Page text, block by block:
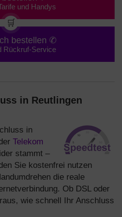
und Handys
🛒
bestellen ✆
Rückruf-Service
in Reutlingen
in
Telekom
stammt –
Sie kostenfrei nutzen
die reale
Ob DSL oder
wie schnell Ihr Anschluss